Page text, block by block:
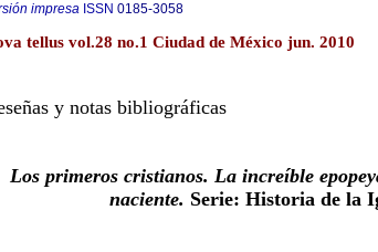
impresa ISSN 0185-3058
tellus vol.28 no.1 Ciudad de México jun. 2010
y notas bibliográficas
Los primeros cristianos. La increíble
naciente. Serie: Historia de la